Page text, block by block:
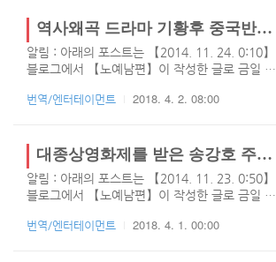
품을 내렸다고 하는데 필자는 무슨 말인지 이해
를 잘 못했네요. 그뒤 일본해 논란이 가라않기도
전에 이..
이 많아서 이번에는 호감댓글로 번역되었습니다.
타쿠야에 대한 일본반응이 많지 않아 번역자님께
서 컨텐츠를 찾느라 고생을 하였는데요. 이번에
는 페이스북과 트위터등에 올라온 타쿠야 팬반응
입니다. 이전에 올라온 것은 김연아와 관련된 일
니다. 오늘은 일반적인 일본인들이 바라보는 타
쿠야에 대한 반응이며, 댓글들이 많지 않아 페이
스북과 트위터 등의..
역사왜곡 드라마 기황후 중국반응 【연출: 하지원, 주진모, 지창욱, 백진희, 김서형】
알림 : 아래의 포스트는 【2014. 11. 24. 0:10】
블로그에서 【노예남편】이 작성한 글로 금일 티
하지원, 주진모, 지창욱, 백진희, 김서형이 출연
화하여 역사왜곡이 절정에 다다른 드라마로 많은
논란이 되었던 드라마이며, 개인적으로는 노이즈
마케팅을 의심해봅니다. 이 드라마에는 사실 필
자가 별로 좋아하지 않는 하지원이 출연하여 안
보려고 했지만, 김서형 선녀님께서 출연하여 결
번역/엔터테이먼트 2018. 4. 2. 08:00
대종상영화제를 받은 송강호 주연의 영화 변호인에 대한 중국 누리꾼들의 반응
알림 : 아래의 포스트는 【2014. 11. 23. 0:50】
블로그에서 【노예남편】이 작성한 글로 금일 티
화 변호인이 2014 대종상영화제 후보에 등록된
번역/엔터테이먼트 2018. 4. 1. 00:00